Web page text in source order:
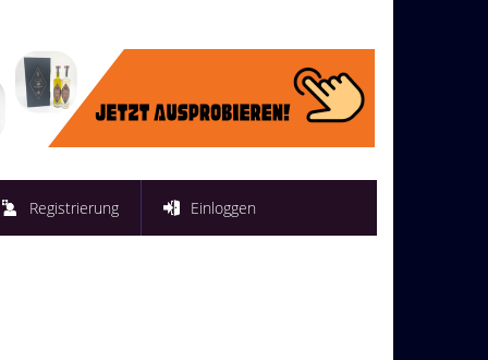
Registrierung Einloggen